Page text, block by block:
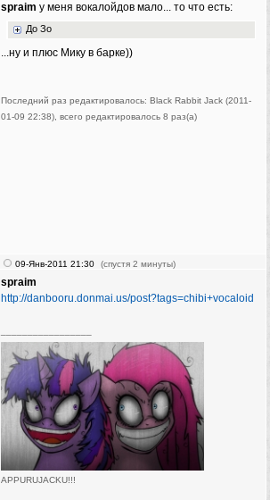
spraim у меня вокалойдов мало... то что есть:
До Зо
...ну и плюс Мику в барке))
Последний раз редактировалось: Black Rabbit Jack (2011-
01-09 22:38), всего редактировалось 8 раз(а)
09-Янв-2011 21:30 (спустя 2 минуты)
spraim
http://danbooru.donmai.us/post?tags=chibi+vocaloid
APPURUJACKU!!!